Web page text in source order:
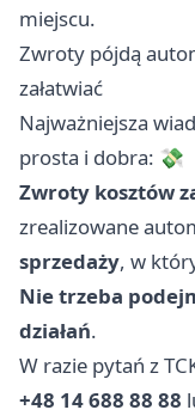
miejscu.
Zwroty pójdą
załatwiać
Najważniejsza
prosta i dobra: 💸
Zwroty kosztów
zrealizowane
sprzedaży, w
Nie trzeba
działań.
W razie pytań z
+48 14 688 88 88